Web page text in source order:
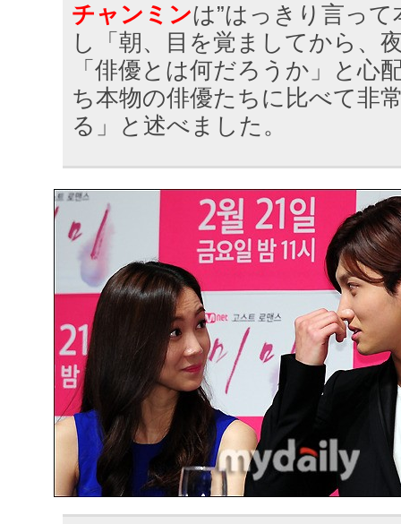
チャンミンは”はっきり言っ
し「朝、目を覚ましてから、
「俳優とは何だろうか」と心
ち本物の俳優たちに比べて非
る」と述べました。